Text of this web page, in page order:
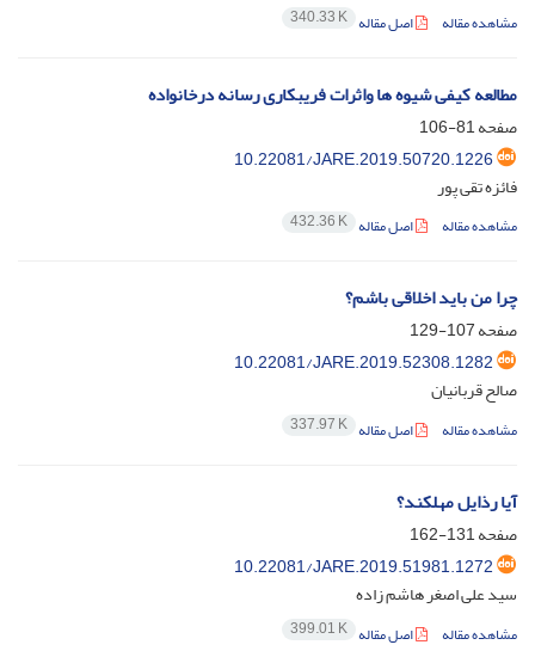
مشاهده مقاله اصل مقاله 340.33 K
مطالعه کیفی شیوه ها واثرات فریبکاری رسانه درخانواده
صفحه81-106
10.22081/JARE.2019.50720.1226
فائزه تقی پور
مشاهده مقاله اصل مقاله 432.36 K
چرا من باید اخلاقی باشم؟
صفحه107-129
10.22081/JARE.2019.52308.1282
صالح قربانیان
مشاهده مقاله اصل مقاله 337.97 K
آیا رذایل مهلکند؟
صفحه131-162
10.22081/JARE.2019.51981.1272
سید علی اصغر هاشم زاده
مشاهده مقاله اصل مقاله 399.01 K